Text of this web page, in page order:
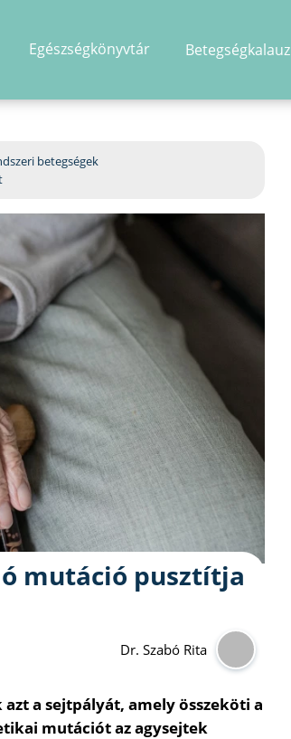
Egészségkönyvtár Betegségkalauz
betegségek
mutáció pusztítja
Dr. Szabó Rita
a sejtpályát, amely összeköti a
mutációt az agysejtek